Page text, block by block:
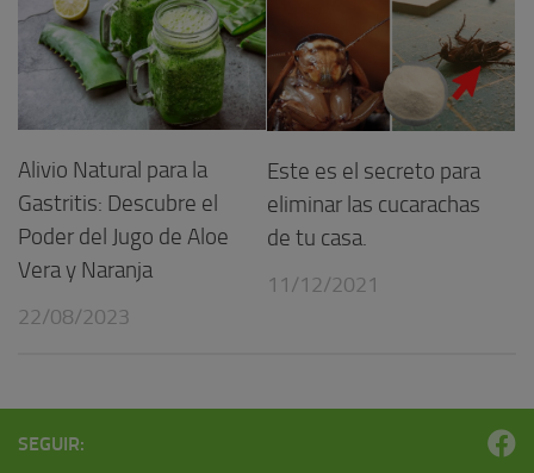
Alivio Natural para la
Gastritis: Descubre el
Poder del Jugo de Aloe
Vera y Naranja
22/08/2023
Este es el secreto para
eliminar las cucarachas
de tu casa.
11/12/2021
SEGUIR: